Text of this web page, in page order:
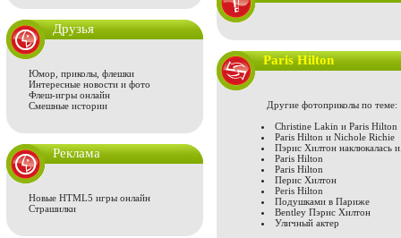
Друзья
Юмор, приколы, флешки
Интересные новости и фото
Флеш-игры онлайн
Смешные истории
Реклама
Новые HTML5 игры онлайн
Страшилки
Paris Hilton
Другие фотоприколы по теме:
Christine Lakin и Paris Hilton
Paris Hilton и Nichole Richie
Пэрис Хилтон наклюкалась
Paris Hilton
Paris Hilton
Перис Хилтон
Peris Hilton
Подушками в Париже
Bentley Пэрис Хилтон
Уличный актер